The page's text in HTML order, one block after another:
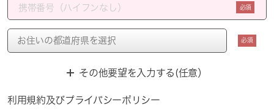
必須
必須
その他要望を入力する(任意）
利用規約及びプライバシーポリシー